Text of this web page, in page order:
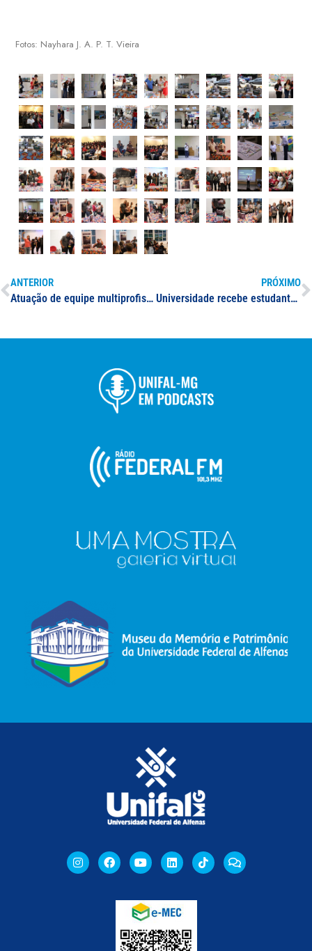
Fotos: Nayhara J. A. P. T. Vieira
ANTERIOR
Atuação de equipe multiprofissional é destaque em caso clínico apresentado durante seminário sobre diabetes na Instituição
PRÓXIMO
Universidade recebe estudantes de ensino médio da região de Alfenas, Poços de Caldas e Varginha para mostra dos cursos de graduação ofertados pela Instituição